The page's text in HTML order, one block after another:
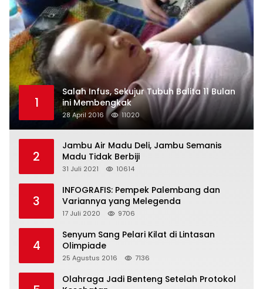
1
Salah Infus, Sekujur Tubuh Balita 11 Bulan
ini Membengkak
28 April 2016 11020
2
Jambu Air Madu Deli, Jambu Semanis
Madu Tidak Berbiji
31 Juli 2021 10614
3
INFOGRAFIS: Pempek Palembang dan
Variannya yang Melegenda
17 Juli 2020 9706
4
Senyum Sang Pelari Kilat di Lintasan
Olimpiade
25 Agustus 2016 7136
Olahraga Jadi Benteng Setelah Protokol